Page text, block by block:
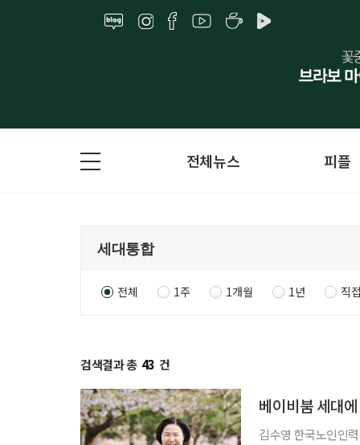
전체뉴스 피플
전체 1주 1개월 1년 직
검색결과 총 43 건
베이비붐 세대
김수영 한국노인인력개발원장 올해 2월 취임한 김수영 제8대